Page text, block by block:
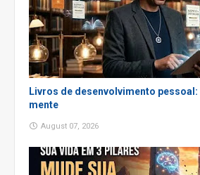
Livros de desenvolvimento pessoal:
mente
August 07, 2026